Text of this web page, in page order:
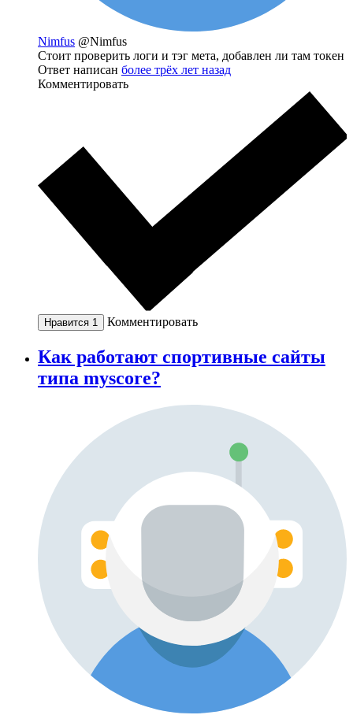
Nimfus @Nimfus
Стоит проверить логи и тэг мета, добавлен ли там токен
Ответ написан более трёх лет назад
Комментировать
Нравится 1 Комментировать
Как работают спортивные сайты
типа myscore?